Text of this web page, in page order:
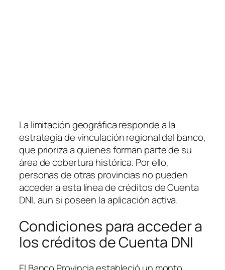
La limitación geográfica responde a la
estrategia de vinculación regional del banco,
que prioriza a quienes forman parte de su
área de cobertura histórica. Por ello,
personas de otras provincias no pueden
acceder a esta línea de créditos de Cuenta
DNI, aun si poseen la aplicación activa.
Condiciones para acceder a
los créditos de Cuenta DNI